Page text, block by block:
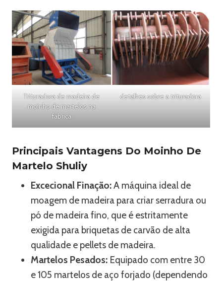
Trituradora de madeira de
moinho de martelos na
fábrica
detalhes sobre a trituradora
Principais Vantagens Do Moinho De
Martelo Shuliy
Excecional Finação:A máquina ideal de
moagem de madeira para criar serradura ou
pó de madeira fino, que é estritamente
exigida para briquetas de carvão de alta
qualidade e pellets de madeira.
Martelos Pesados: Equipado com entre 30
e 105 martelos de aço forjado (dependendo